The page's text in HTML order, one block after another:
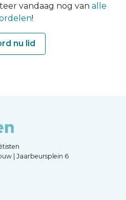
vandaag nog van alle
!
nu lid
| Jaarbeursplein 6